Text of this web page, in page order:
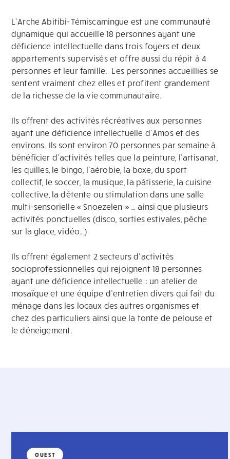
L’Arche Abitibi-Témiscamingue est une communauté
dynamique qui accueille 18 personnes ayant une
déficience intellectuelle dans trois foyers et deux
appartements supervisés et offre aussi du répit à 4
personnes et leur famille. Les personnes accueillies se
sentent vraiment chez elles et profitent grandement
de la richesse de la vie communautaire.
Ils offrent des activités récréatives aux personnes
ayant une déficience intellectuelle d’Amos et des
environs. Ils sont environ 70 personnes par semaine à
bénéficier d’activités telles que la peinture, l’artisanat,
les quilles, le bingo, l’aérobie, la boxe, du sport
collectif, le soccer, la musique, la pâtisserie, la cuisine
collective, la détente ou stimulation dans une salle
multi-sensorielle « Snoezelen » … ainsi que plusieurs
activités ponctuelles (disco, sorties estivales, pêche
sur la glace, vidéo…)
Ils offrent également 2 secteurs d’activités
socioprofessionnelles qui rejoignent 18 personnes
ayant une déficience intellectuelle : un atelier de
mosaïque et une équipe d’entretien divers qui fait du
ménage dans les locaux des autres organismes et
chez des particuliers ainsi que la tonte de pelouse et
le déneigement.
OUEST